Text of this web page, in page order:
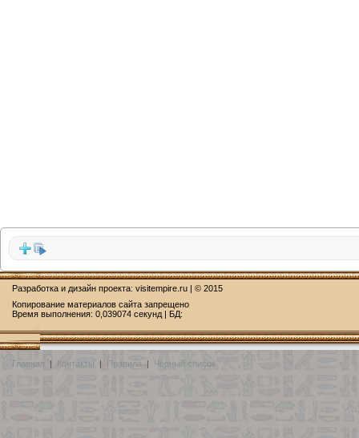
Разработка и дизайн проекта: visitempire.ru | © 2015
Копирование материалов сайта запрещено
Время выполнения: 0,039074 секунд | БД:
Главная | Контакты | Правила | Чёрный список